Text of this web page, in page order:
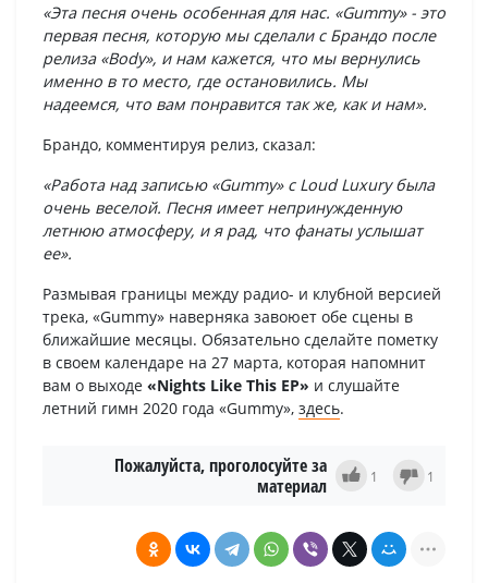
«Эта песня очень особенная для нас. «Gummy» - это
первая песня, которую мы сделали с Брандо после
релиза «Body», и нам кажется, что мы вернулись
именно в то место, где остановились. Мы
надеемся, что вам понравится так же, как и нам».
Брандо, комментируя релиз, сказал:
«Работа над записью «Gummy» с Loud Luxury была
очень веселой. Песня имеет непринужденную
летнюю атмосферу, и я рад, что фанаты услышат
ее».
Размывая границы между радио- и клубной версией
трека, «Gummy» наверняка завоюет обе сцены в
ближайшие месяцы. Обязательно сделайте пометку
в своем календаре на 27 марта, которая напомнит
вам о выходе «Nights Like This EP» и слушайте
летний гимн 2020 года «Gummy», здесь.
Пожалуйста, проголосуйте за
материал
1 1